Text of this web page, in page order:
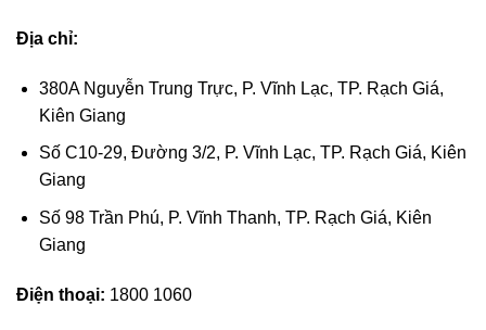
Địa chỉ:
380A Nguyễn Trung Trực, P. Vĩnh Lạc, TP. Rạch Giá,
Kiên Giang
Số C10-29, Đường 3/2, P. Vĩnh Lạc, TP. Rạch Giá, Kiên
Giang
Số 98 Trần Phú, P. Vĩnh Thanh, TP. Rạch Giá, Kiên
Giang
Điện thoại: 1800 1060